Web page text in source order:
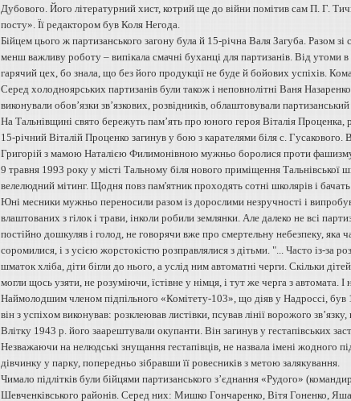
Дубового. Його літературний хист, котрий ще до війни помітив сам П. Г.
посту». Її редактором був Коля Негода.
Бійцем цього ж партизанського загону була й 15-річна Валя Загуба. Разом
менш важливу роботу – випікала смачні буханці для партизанів. Від утоми
гарячий цех, бо знала, що без його продукції не буде й бойових успіхів.
Серед холодноярських партизанів були також і неповнолітні Ваня
виконували обов’язки зв’язкових, розвідників, облаштовували
На Тальнівщині свято бережуть пам’ять про юного героя Віталія Проценка,
15-річний Віталій Проценко загинув у бою з карателями біля с.
Григорій з мамою Наталією Филимонівною мужньо боролися проти фашизму
9 травня 1993 року у місті Тальному біля нового приміщення
велелюдний мітинг. Щодня повз пам'ятник проходять сотні школярів і
Юні месники мужньо переносили разом із дорослими незручності і
влаштованих з гілок і трави, інколи робили землянки. Але далеко не всі
постійно дошкуляв і голод, не говорячи вже про смертельну небезпеку, яка
соромилися, і з усією жорстокістю розправлялися з дітьми. "... Часто із-за
шматок хліба, діти бігли до нього, а услід ним автоматні черги. Скільки
могли щось узяти, не розуміючи, їстівне у німця, і тут же черга з автомата. І
Наймолодшим членом підпільного «Комітету-103», що діяв у Надроссі, був
він з успіхом виконував: розклеював листівки, псував лінії ворожого
Влітку 1943 р. його заарештували окупанти. Він загинув у гестапівських
Незважаючи на нелюдські знущання гестапівців, не назвала імені жодного
дівчинку у парку, попередньо зібравши її ровесників з метою залякування.
Чимало підлітків були бійцями партизанського з’єднання «Рудого»
Шевченківського районів. Серед них: Мишко Гончаренко, Вітя Гоненко,